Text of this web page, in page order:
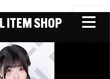
ITEM SHOP